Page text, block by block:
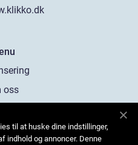
oss
oss
til at huske dine indstillinger,
indhold og annoncer. Denne